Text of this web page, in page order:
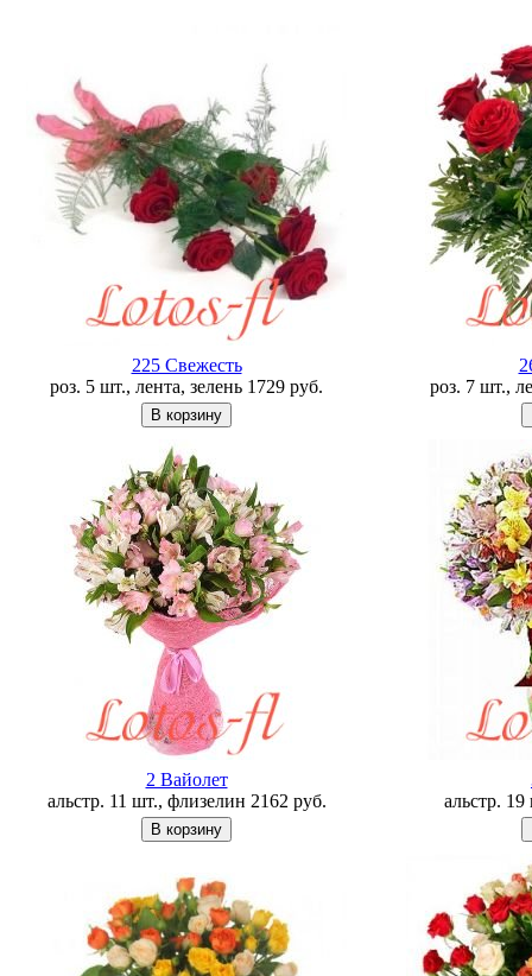
225 Свежесть
роз. 5 шт., лента, зелень 1729 руб.
роз. 7 шт.,
2 Вайолет
альстр. 11 шт., флизелин 2162 руб.
альстр.